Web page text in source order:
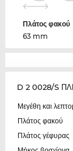
Πλάτος φακού
63 mm
D 2 0028/S
Μεγέθη και
Πλάτος φακού
Πλάτος γέφυρας